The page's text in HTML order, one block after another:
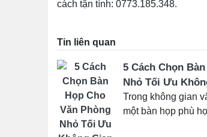
cách tận tình: 0773.185.348.
Tin liên quan
5 Cách Chọn
Nhỏ Tối Ưu
Trong không gian
một bàn họp phù